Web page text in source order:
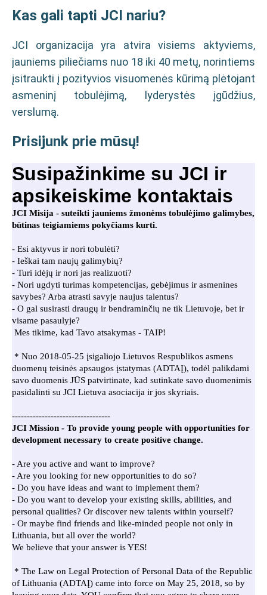
Kas gali tapti JCI nariu?
JCI organizacija yra atvira visiems aktyviems,
jauniems piliečiams nuo 18 iki 40 metų, norintiems
įsitraukti į pozityvios visuomenės kūrimą plėtojant
asmeninį tobulėjimą, lyderystės įgūdžius,
verslumą.
Prisijunk prie mūsų!